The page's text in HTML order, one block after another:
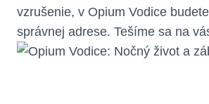
vzrušenie, v Opium Vodice
správnej adrese. Tešíme sa na